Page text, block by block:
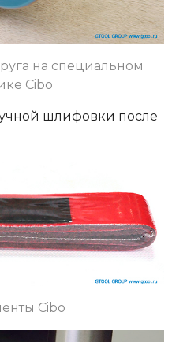
на специальном
Cibo
шлифовки после
Cibo